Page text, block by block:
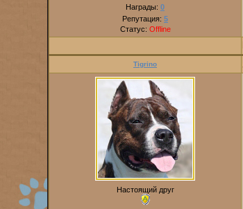
Награды: 0
Репутация: 5
Статус: Offline
Tigrino
Настоящий друг